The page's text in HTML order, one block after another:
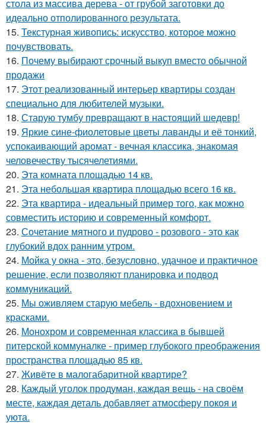
стола из массива дерева - от грубой заготовки до
идеально отполированного результата.
15. Текстурная живопись: искусство, которое можно
почувствовать.
16. Почему выбирают срочный выкуп вместо обычной
продажи
17. Этот реализованный интерьер квартиры создан
специально для любителей музыки.
18. Старую тумбу превращают в настоящий шедевр!
19. Яркие сине-фиолетовые цветы лаванды и её тонкий,
успокаивающий аромат - вечная классика, знакомая
человечеству тысячелетиями.
20. Эта комната площадью 14 кв.
21. Эта небольшая квартира площадью всего 16 кв.
22. Эта квартира - идеальный пример того, как можно
совместить историю и современный комфорт.
23. Сочетание мятного и пудрово - розового - это как
глубокий вдох ранним утром.
24. Мойка у окна - это, безусловно, удачное и практичное
решение, если позволяют планировка и подвод
коммуникаций.
25. Мы оживляем старую мебель - вдохновением и
красками.
26. Монохром и современная классика в бывшей
питерской коммуналке - пример глубокого преображения
пространства площадью 85 кв.
27. Живёте в малогабаритной квартире?
28. Каждый уголок продуман, каждая вещь - на своём
месте, каждая деталь добавляет атмосферу покоя и
уюта.